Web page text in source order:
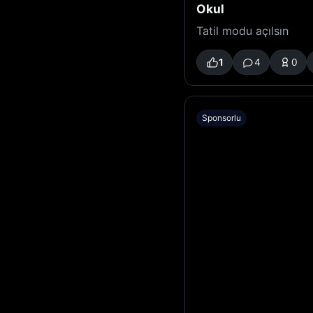
Okul
Tatil modu açılsın
1 4 0
Sponsorlu